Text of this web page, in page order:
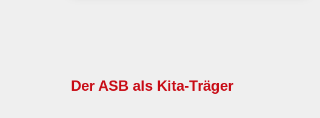
Der ASB als Kita-Träger